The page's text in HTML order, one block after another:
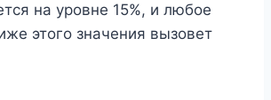
на уровне 15%, и любое
этого значения вызовет